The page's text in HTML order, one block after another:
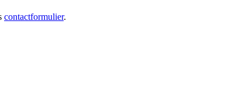
contactformulier.